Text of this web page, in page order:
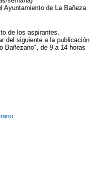
Ayuntamiento de La Bañeza
de los aspirantes.
del siguiente a la publicación
Bañezano", de 9 a 14 horas